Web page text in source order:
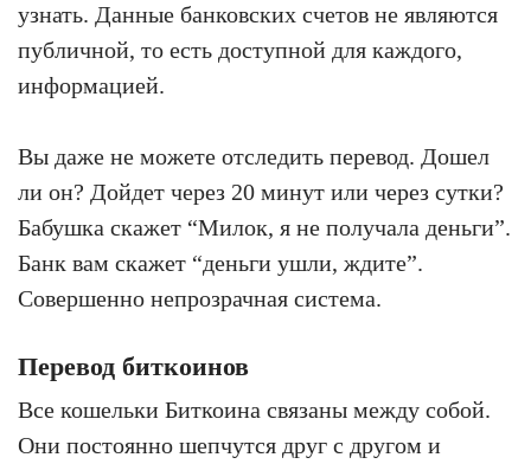
узнать. Данные банковских счетов не являются
публичной, то есть доступной для каждого,
информацией.
Вы даже не можете отследить перевод. Дошел
ли он? Дойдет через 20 минут или через сутки?
Бабушка скажет “Милок, я не получала деньги”.
Банк вам скажет “деньги ушли, ждите”.
Совершенно непрозрачная система.
Перевод биткоинов
Все кошельки Биткоина связаны между собой.
Они постоянно шепчутся друг с другом и